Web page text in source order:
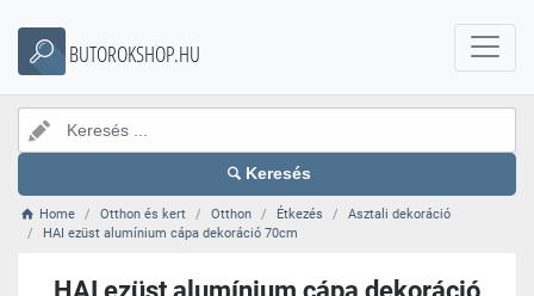
BUTOROKSHOP.HU
Keresés
Home Otthon és kert Otthon Étkezés
Asztali dekoráció
HAI ezüst alumínium cápa dekoráció 70cm